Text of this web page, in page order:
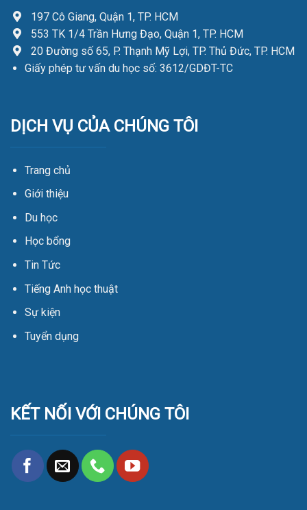
197 Cô Giang, Quận 1, TP. HCM
553 TK 1/4 Trần Hưng Đạo, Quận 1, TP. HCM
20 Đường số 65, P. Thạnh Mỹ Lợi, TP. Thủ Đức, TP. HCM
Giấy phép tư vấn du học số: 3612/GDĐT-TC
DỊCH VỤ CỦA CHÚNG TÔI
Trang chủ
Giới thiệu
Du học
Học bổng
Tin Tức
Tiếng Anh học thuật
Sự kiện
Tuyển dụng
KẾT NỐI VỚI CHÚNG TÔI